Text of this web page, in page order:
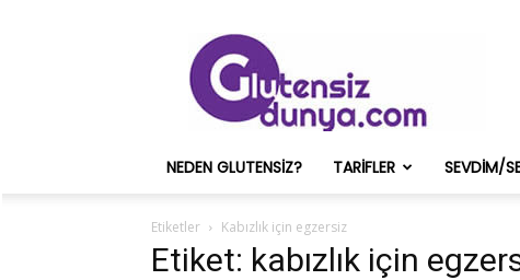
ve
Onun
Sağlık
Deneyimleri
NEDEN GLUTENSIZ? TARIFLER SEVDIM/
Etiketler Kabızlık için egzersiz
Etiket: kabızlık için